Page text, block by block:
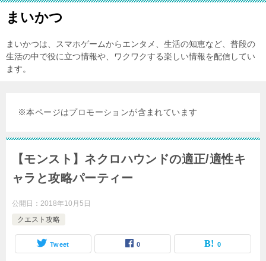
まいかつ
まいかつは、スマホゲームからエンタメ、生活の知恵など、普段の
生活の中で役に立つ情報や、ワクワクする楽しい情報を配信してい
ます。
※本ページはプロモーションが含まれています
【モンスト】ネクロハウンドの適正/適性キ
ャラと攻略パーティー
公開日： 2018年10月5日
クエスト攻略
Tweet 0 0